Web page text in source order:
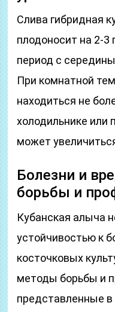
Слива гибридная
плодоносит на 2-3
период с
При комнатной
находиться не
холодильнике или
может
Болезни и
борьбы и
Кубанская алыча
устойчивостью к
косточковых
методы борьбы и
представленные в